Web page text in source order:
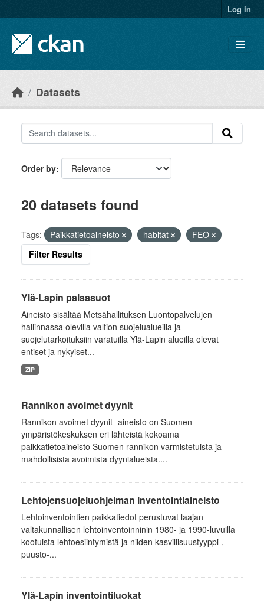
Log in
Datasets
Order by
20 datasets found
Tags: Paikkatietoaineisto habitat
FEO
Filter Results
Ylä-Lapin palsasuot
Aineisto sisältää Metsähallituksen Luontopalvelujen
hallinnassa olevilla valtion suojelualueilla ja
suojelutarkoituksiin varatuilla Ylä-Lapin alueilla olevat
entiset ja nykyiset...
ZIP
Rannikon avoimet dyynit
Rannikon avoimet dyynit -aineisto on Suomen
ympäristökeskuksen eri lähteistä kokoama
paikkatietoaineisto Suomen rannikon varmistetuista ja
mahdollisista avoimista dyynialueista....
Lehtojensuojeluohjelman inventointiaineisto
Lehtoinventointien paikkatiedot perustuvat laajan
valtakunnallisen lehtoinventoinninin 1980- ja 1990-luvuilla
kootuista lehtoesiintymistä ja niiden kasvillisuustyyppi-,
puusto-...
Ylä-Lapin inventointiluokat